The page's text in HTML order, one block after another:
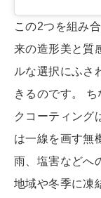
この2つを組み
来の造形美と質
ルな選択にふさ
きるのです。
クコーティング
は一線を画す無
雨、塩害などへ
地域や冬季に凍